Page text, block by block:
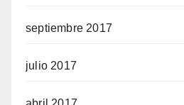
septiembre 2017
julio 2017